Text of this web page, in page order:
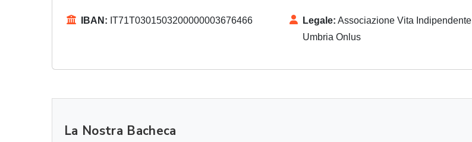
IBAN: IT71T0301503200000003676466 Legale: Associazione Vita Indipendente
Umbria Onlus
La Nostra Bacheca